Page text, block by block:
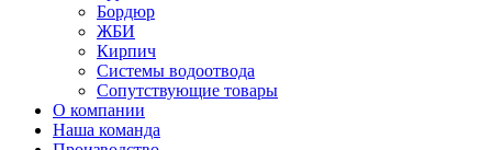
Бордюр
ЖБИ
Кирпич
Системы водоотвода
Сопутствующие товары
О компании
Наша команда